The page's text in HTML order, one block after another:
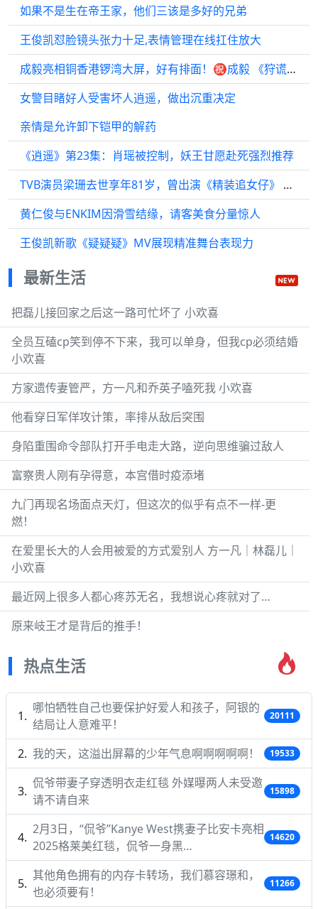
如果不是生在帝王家，他们三该是多好的兄弟
王俊凯怼脸镜头张力十足,表情管理在线扛住放大
成毅亮相铜香港锣湾大屏，好有排面！㊗成毅 《狩谎》开机大吉！期待期待！
女警目睹好人受害坏人逍遥，做出沉重决定
亲情是允许卸下铠甲的解药
《逍遥》第23集：肖瑶被控制，妖王甘愿赴死强烈推荐
TVB演员梁珊去世享年81岁，曾出演《精装追女仔》 移民20年后落叶归根！
黄仁俊与ENKIM因滑雪结缘，请客美食分量惊人
王俊凯新歌《疑疑疑》MV展现精准舞台表现力
最新生活
把磊儿接回家之后这一路可忙坏了 小欢喜
全员互磕cp笑到停不下来，我可以单身，但我cp必须结婚
小欢喜
方家遗传妻管严，方一凡和乔英子嗑死我 小欢喜
他看穿日军佯攻计策，率排从敌后突围
身陷重围命令部队打开手电走大路，逆向思维骗过敌人
富察贵人刚有孕得意，本宫借时疫添堵
九门再现名场面点天灯，但这次的似乎有点不一样-更
燃！
在爱里长大的人会用被爱的方式爱别人 方一凡｜林磊儿｜
小欢喜
最近网上很多人都心疼苏无名，我想说心疼就对了…
原来岐王才是背后的推手！
热点生活
哪怕牺牲自己也要保护好爱人和孩子，阿银的
结局让人意难平！
20111
我的天，这溢出屏幕的少年气息啊啊啊啊啊！ 19533
侃爷带妻子穿透明衣走红毯 外媒曝两人未受邀
请不请自来
15898
2月3日，“侃爷”Kanye West携妻子比安卡亮相
2025格莱美红毯，侃爷一身黑…
14620
其他角色拥有的内存卡转场，我们慕容璟和，
也必须要有！
11266